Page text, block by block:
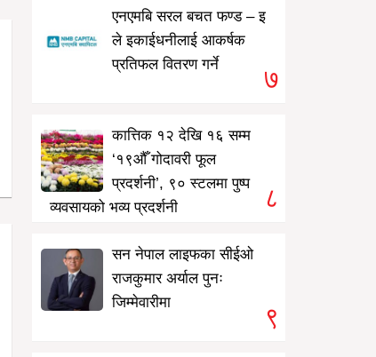
एनएमबि सरल बचत फण्ड – इ
ले इकाईधनीलाई आकर्षक
प्रतिफल वितरण गर्ने
७
कात्तिक १२ देखि १६ सम्म
‘१९औँ गोदावरी फूल
प्रदर्शनी’, ९० स्टलमा पुष्प
व्यवसायको भव्य प्रदर्शनी
८
सन नेपाल लाइफका सीईओ
राजकुमार अर्याल पुनः
जिम्मेवारीमा
९